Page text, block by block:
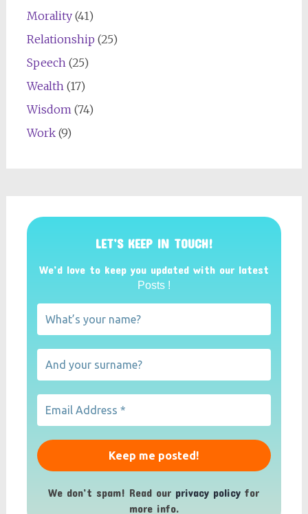
Morality(41)
Relationship (25)
Speech (25)
Wealth (17)
Wisdom (74)
Work(9)
LET’S KEEP IN TOUCH!
We’d love to keep you updated with our latest
Posts !
We don’t spam! Read our privacy policy for
more info.